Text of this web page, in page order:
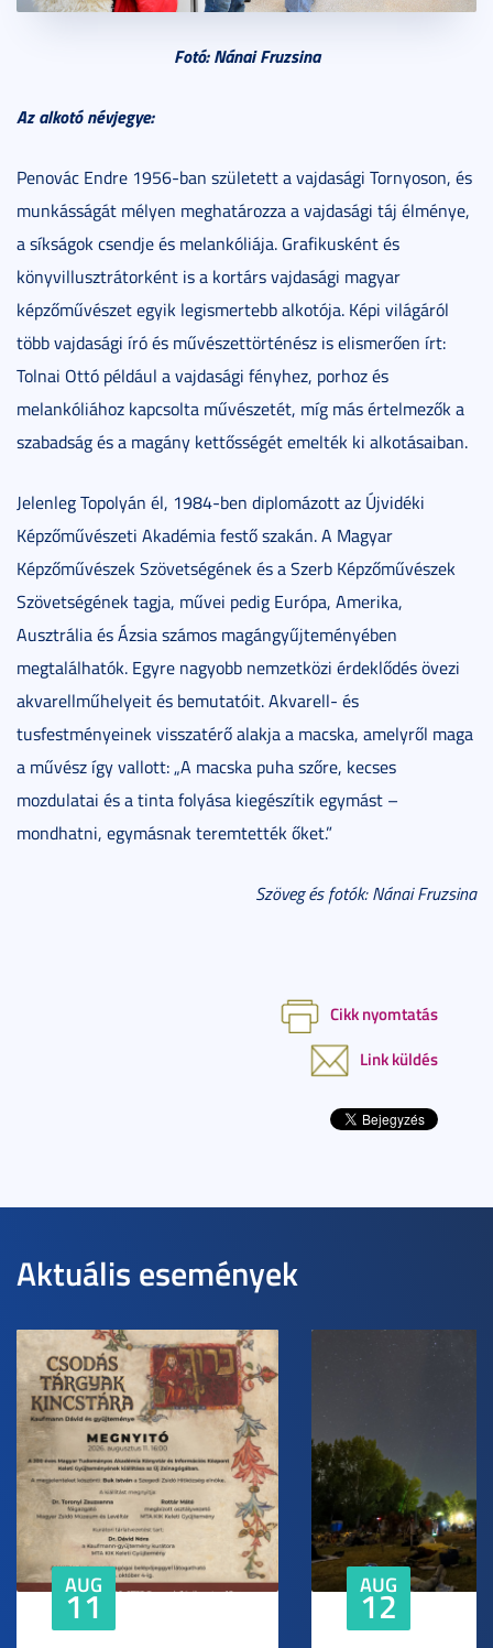
Fotó: Nánai Fruzsina
Az alkotó névjegye:
Penovác Endre 1956-ban született a vajdasági Tornyoson, és
munkásságát mélyen meghatározza a vajdasági táj élménye,
a síkságok csendje és melankóliája. Grafikusként és
könyvillusztrátorként is a kortárs vajdasági magyar
képzőművészet egyik legismertebb alkotója. Képi világáról
több vajdasági író és művészettörténész is elismerően írt:
Tolnai Ottó például a vajdasági fényhez, porhoz és
melankóliához kapcsolta művészetét, míg más értelmezők a
szabadság és a magány kettősségét emelték ki alkotásaiban.
Jelenleg Topolyán él, 1984-ben diplomázott az Újvidéki
Képzőművészeti Akadémia festő szakán. A Magyar
Képzőművészek Szövetségének és a Szerb Képzőművészek
Szövetségének tagja, művei pedig Európa, Amerika,
Ausztrália és Ázsia számos magángyűjteményében
megtalálhatók. Egyre nagyobb nemzetközi érdeklődés övezi
akvarellműhelyeit és bemutatóit. Akvarell- és
tusfestményeinek visszatérő alakja a macska, amelyről maga
a művész így vallott: „A macska puha szőre, kecses
mozdulatai és a tinta folyása kiegészítik egymást –
mondhatni, egymásnak teremtették őket.”
Szöveg és fotók: Nánai Fruzsina
Cikk nyomtatás
Link küldés
Aktuális események
AUG
11 AUG
12